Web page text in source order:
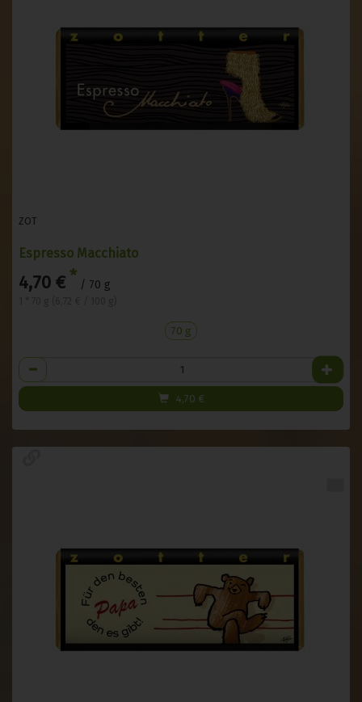
ZOT
Espresso Macchiato
4,70 € * / 70 g
70 g
Anzahl
4,70 €